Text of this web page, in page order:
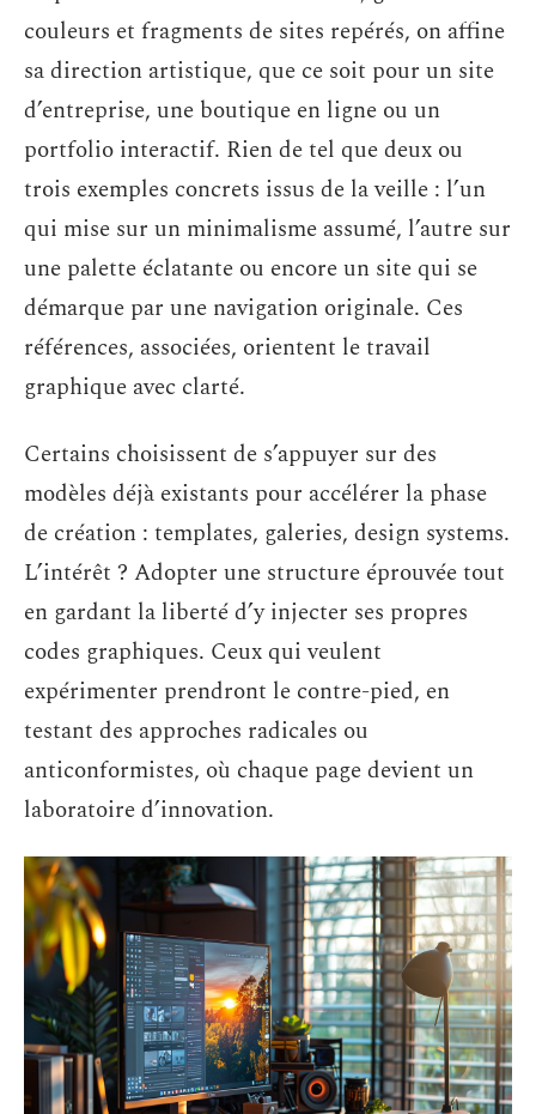
couleurs et fragments de sites repérés, on affine
sa direction artistique, que ce soit pour un site
d’entreprise, une boutique en ligne ou un
portfolio interactif. Rien de tel que deux ou
trois exemples concrets issus de la veille : l’un
qui mise sur un minimalisme assumé, l’autre sur
une palette éclatante ou encore un site qui se
démarque par une navigation originale. Ces
références, associées, orientent le travail
graphique avec clarté.
Certains choisissent de s’appuyer sur des
modèles déjà existants pour accélérer la phase
de création : templates, galeries, design systems.
L’intérêt ? Adopter une structure éprouvée tout
en gardant la liberté d’y injecter ses propres
codes graphiques. Ceux qui veulent
expérimenter prendront le contre-pied, en
testant des approches radicales ou
anticonformistes, où chaque page devient un
laboratoire d’innovation.